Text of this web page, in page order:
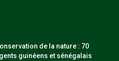
de la nature : 70
guinéens et sénégalais